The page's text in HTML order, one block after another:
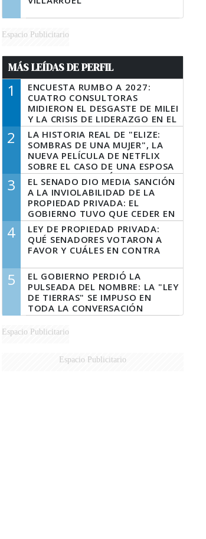
Espacio Publicitario
MÁS LEÍDAS DE PERFIL
1
ENCUESTA RUMBO A 2027:
CUATRO CONSULTORAS
MIDIERON EL DESGASTE DE MILEI
Y LA CRISIS DE LIDERAZGO EN EL
PERONISMO
2
LA HISTORIA REAL DE "ELIZE:
SOMBRAS DE UNA MUJER", LA
NUEVA PELÍCULA DE NETFLIX
SOBRE EL CASO DE UNA ESPOSA
QUE DESCUARTIZÓ A SU
MARIDO
3
EL SENADO DIO MEDIA SANCIÓN
A LA INVIOLABILIDAD DE LA
PROPIEDAD PRIVADA: EL
GOBIERNO TUVO QUE CEDER EN
LA LEY DEL MANEJO DEL FUEGO
4
LEY DE PROPIEDAD PRIVADA:
QUÉ SENADORES VOTARON A
FAVOR Y CUÁLES EN CONTRA
5
EL GOBIERNO PERDIÓ LA
PULSEADA DEL NOMBRE: LA "LEY
DE TIERRAS" SE IMPUSO EN
TODA LA CONVERSACIÓN
DIGITAL
Espacio Publicitario
Espacio Publicitario